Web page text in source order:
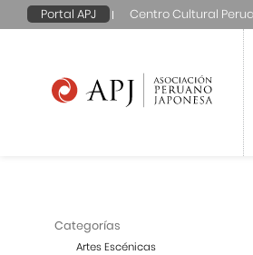
Portal APJ Centro Cultural
Categorías
Artes Escénicas